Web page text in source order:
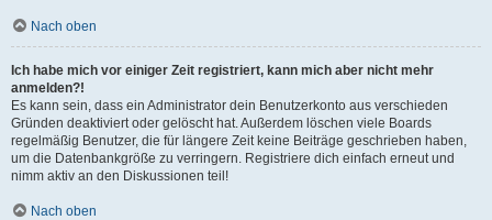
Nach oben
Ich habe mich vor einiger Zeit registriert, kann mich aber nicht mehr
anmelden?!
Es kann sein, dass ein Administrator dein Benutzerkonto aus verschieden
Gründen deaktiviert oder gelöscht hat. Außerdem löschen viele Boards
regelmäßig Benutzer, die für längere Zeit keine Beiträge geschrieben haben,
um die Datenbankgröße zu verringern. Registriere dich einfach erneut und
nimm aktiv an den Diskussionen teil!
Nach oben